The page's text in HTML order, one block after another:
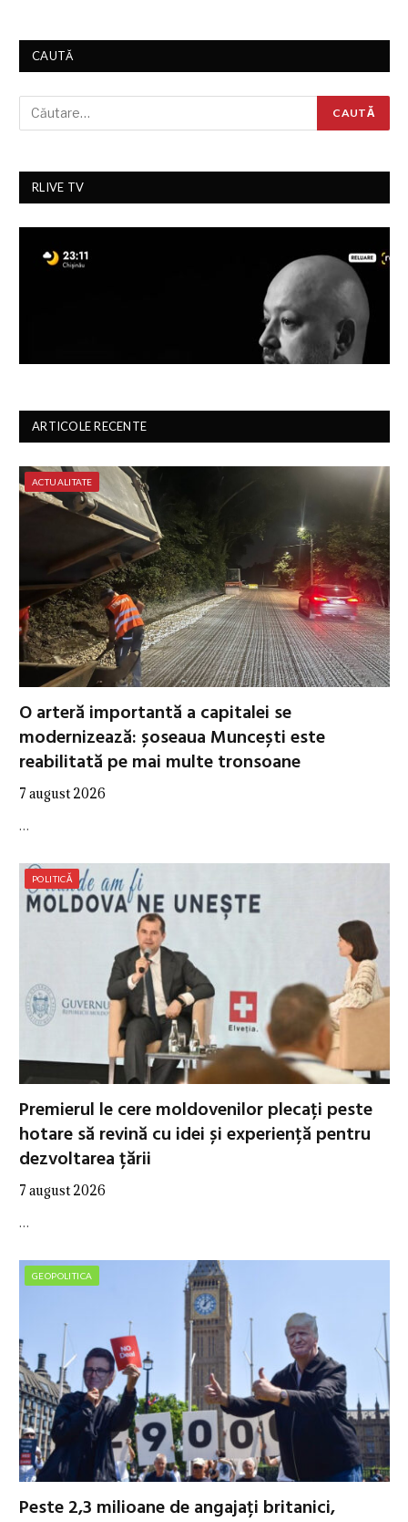
CAUTĂ
RLIVE TV
ARTICOLE RECENTE
ACTUALITATE
O arteră importantă a capitalei se
modernizează: șoseaua Muncești este
reabilitată pe mai multe tronsoane
7 august 2026
…
POLITICĂ
Premierul le cere moldovenilor plecați peste
hotare să revină cu idei și experiență pentru
dezvoltarea țării
7 august 2026
…
GEOPOLITICA
Peste 2,3 milioane de angajați britanici,